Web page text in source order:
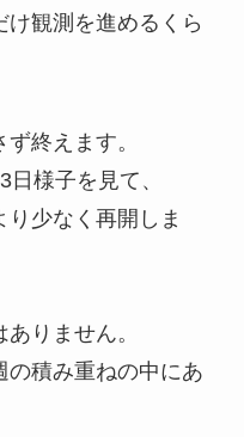
観測を進めるくら
終えます。
様子を見て、
少なく再開しま
りません。
の積み重ねの中にあ